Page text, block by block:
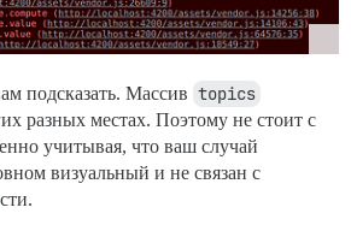
подсказать. Массив topics
разных местах. Поэтому не стоит с
учитывая, что ваш случай
визуальный и не связан с